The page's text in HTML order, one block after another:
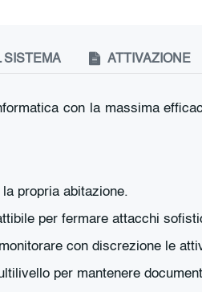
SISTEMA ATTIVAZIONE
con la massima
propria abitazione.
per fermare attacchi
con discrezione le
per mantenere